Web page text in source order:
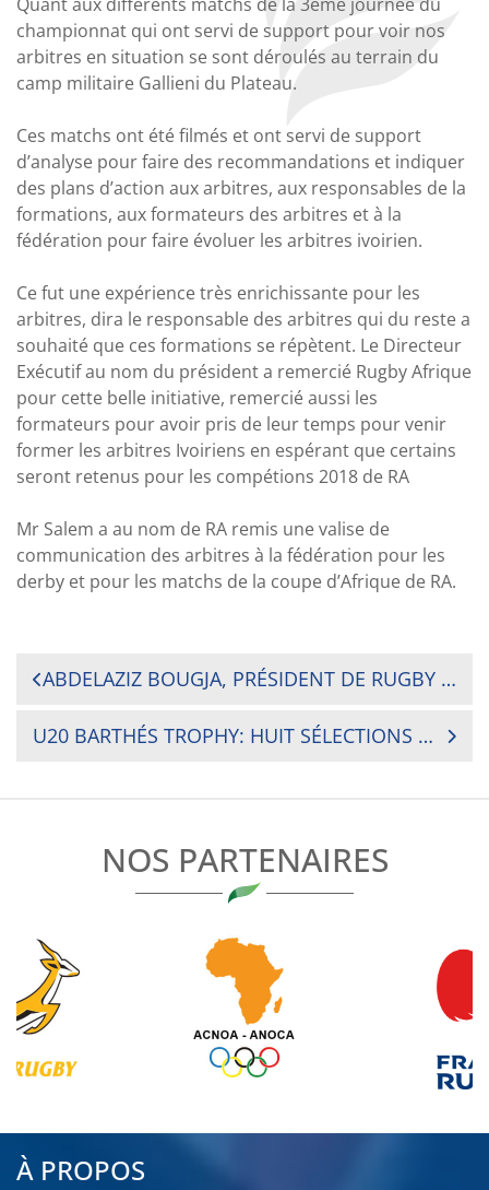
championnat qui ont servi de support pour voir nos
arbitres en situation se sont déroulés au terrain du
camp militaire Gallieni du Plateau.
Ces matchs ont été filmés et ont servi de support
d’analyse pour faire des recommandations et indiquer
des plans d’action aux arbitres, aux responsables de la
formations, aux formateurs des arbitres et à la
fédération pour faire évoluer les arbitres ivoirien.
Ce fut une expérience très enrichissante pour les
arbitres, dira le responsable des arbitres qui du reste a
souhaité que ces formations se répètent. Le Directeur
Exécutif au nom du président a remercié Rugby Afrique
pour cette belle initiative, remercié aussi les
formateurs pour avoir pris de leur temps pour venir
former les arbitres Ivoiriens en espérant que certains
seront retenus pour les compétions 2018 de RA
Mr Salem a au nom de RA remis une valise de
communication des arbitres à la fédération pour les
derby et pour les matchs de la coupe d’Afrique de RA.
NAVIGATION
ABDELAZIZ BOUGJA, PRÉSIDENT DE RUGBY AFRIQUE ADRESSE SES VŒUX POUR L’ANNÉE 2018 AUX MEMBRES DE LA COMMUNAUTÉ DU RUGBY AFRICAIN.
U20 BARTHÉS TROPHY: HUIT SÉLECTIONS NATIONALES AFRICAINES DE MOINS DE 20 ANS S’AFFRONTENT POUR UNE PLACE AU JUNIOR WORLD TROPHY 2018
NOS PARTENAIRES
À PROPOS